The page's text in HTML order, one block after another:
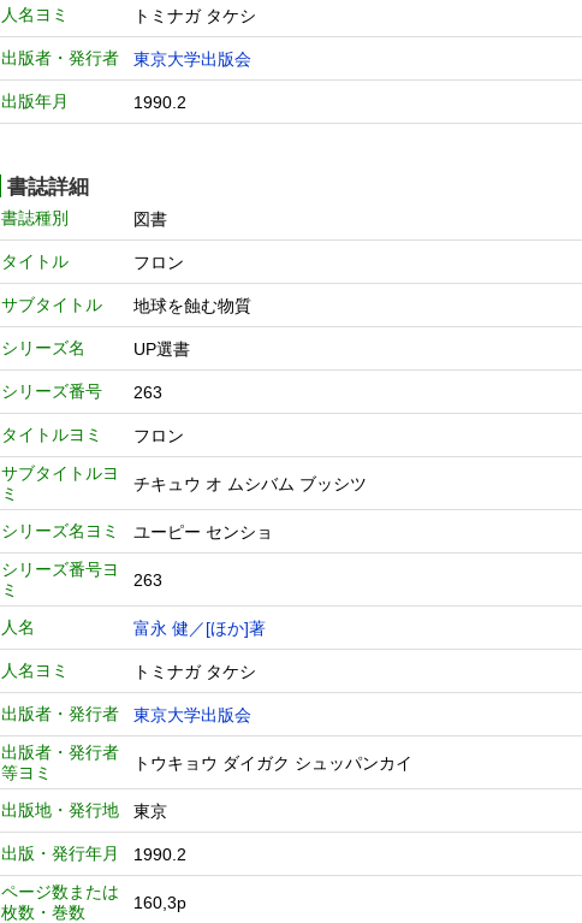
人名ヨミ トミナガ タケシ
出版者・発行者 東京大学出版会
出版年月 1990.2
書誌詳細
書誌種別 図書
タイトル フロン
サブタイトル 地球を蝕む物質
シリーズ名 UP選書
シリーズ番号 263
タイトルヨミ
フロン
サブタイトルヨ
ミ
チキュウ オ ムシバム ブッシツ
シリーズ名ヨミ
ユーピー センショ
シリーズ番号ヨ
ミ
263
人名 富永 健／[ほか]著
人名ヨミ トミナガ タケシ
出版者・発行者
東京大学出版会
出版者・発行者
等ヨミ
トウキョウ ダイガク シュッパンカイ
出版地・発行地 東京
出版・発行年月
1990.2
ページ数または
枚数・巻数
160,3p